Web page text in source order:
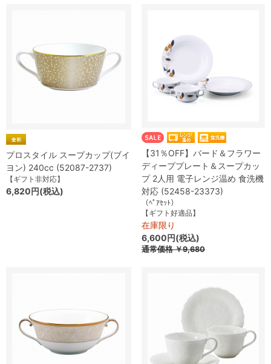
プロスタイル スープカップ(ブイ
ヨン) 240cc (52087-2737)
【ギフト非対応】
6,820円(税込)
【31％OFF】バード＆フラワー
ディーププレート＆スープカッ
プ 2人用 電子レンジ温め 食洗機
対応 (52458-23373)
（ﾍﾟｱｾｯﾄ）
【ギフト好適品】
在庫限り
6,600円(税込)
通常価格￥9,680